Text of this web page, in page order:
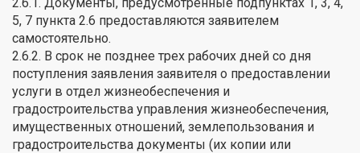
5, 7 пункта 2.6 предоставляются заявителем
самостоятельно.
2.6.2. В срок не позднее трех рабочих дней со дня
поступления заявления заявителя о предоставлении
услуги в отдел жизнеобеспечения и
градостроительства управления жизнеобеспечения,
имущественных отношений, землепользования и
градостроительства документы (их копии или